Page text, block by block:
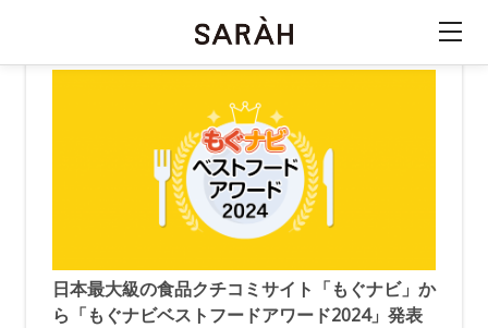
日本最大級の食品クチコミサイト「もぐナビ」か
ら「もぐナビベストフードアワード2024」発表